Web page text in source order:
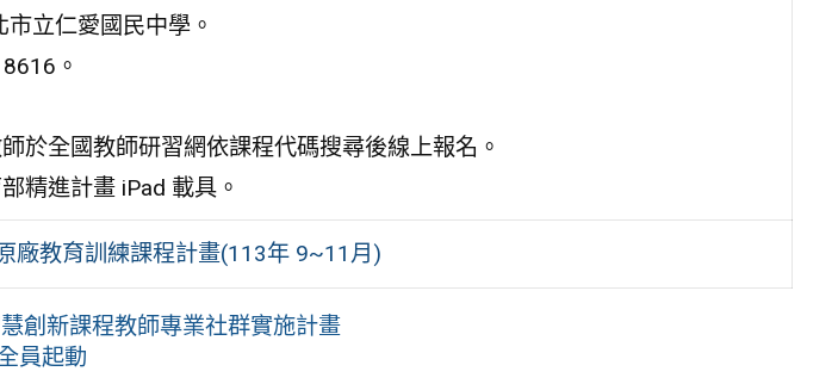
立仁愛國民中學。
。
於全國教師研習網依課程代碼搜尋後線上報名。
精進計畫 iPad 載具。
廠教育訓練課程計畫(113年 9~11月)
創新課程教師專業社群實施計畫
員起動